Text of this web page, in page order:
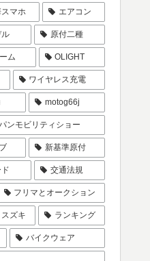
マホ エアコン
原付二種
ム OLIGHT
ワイヤレス充電
motog66j
ンモビリティショー
新基準原付
交通法規
フリマとオークション
スズキ ランキング
バイクウェア